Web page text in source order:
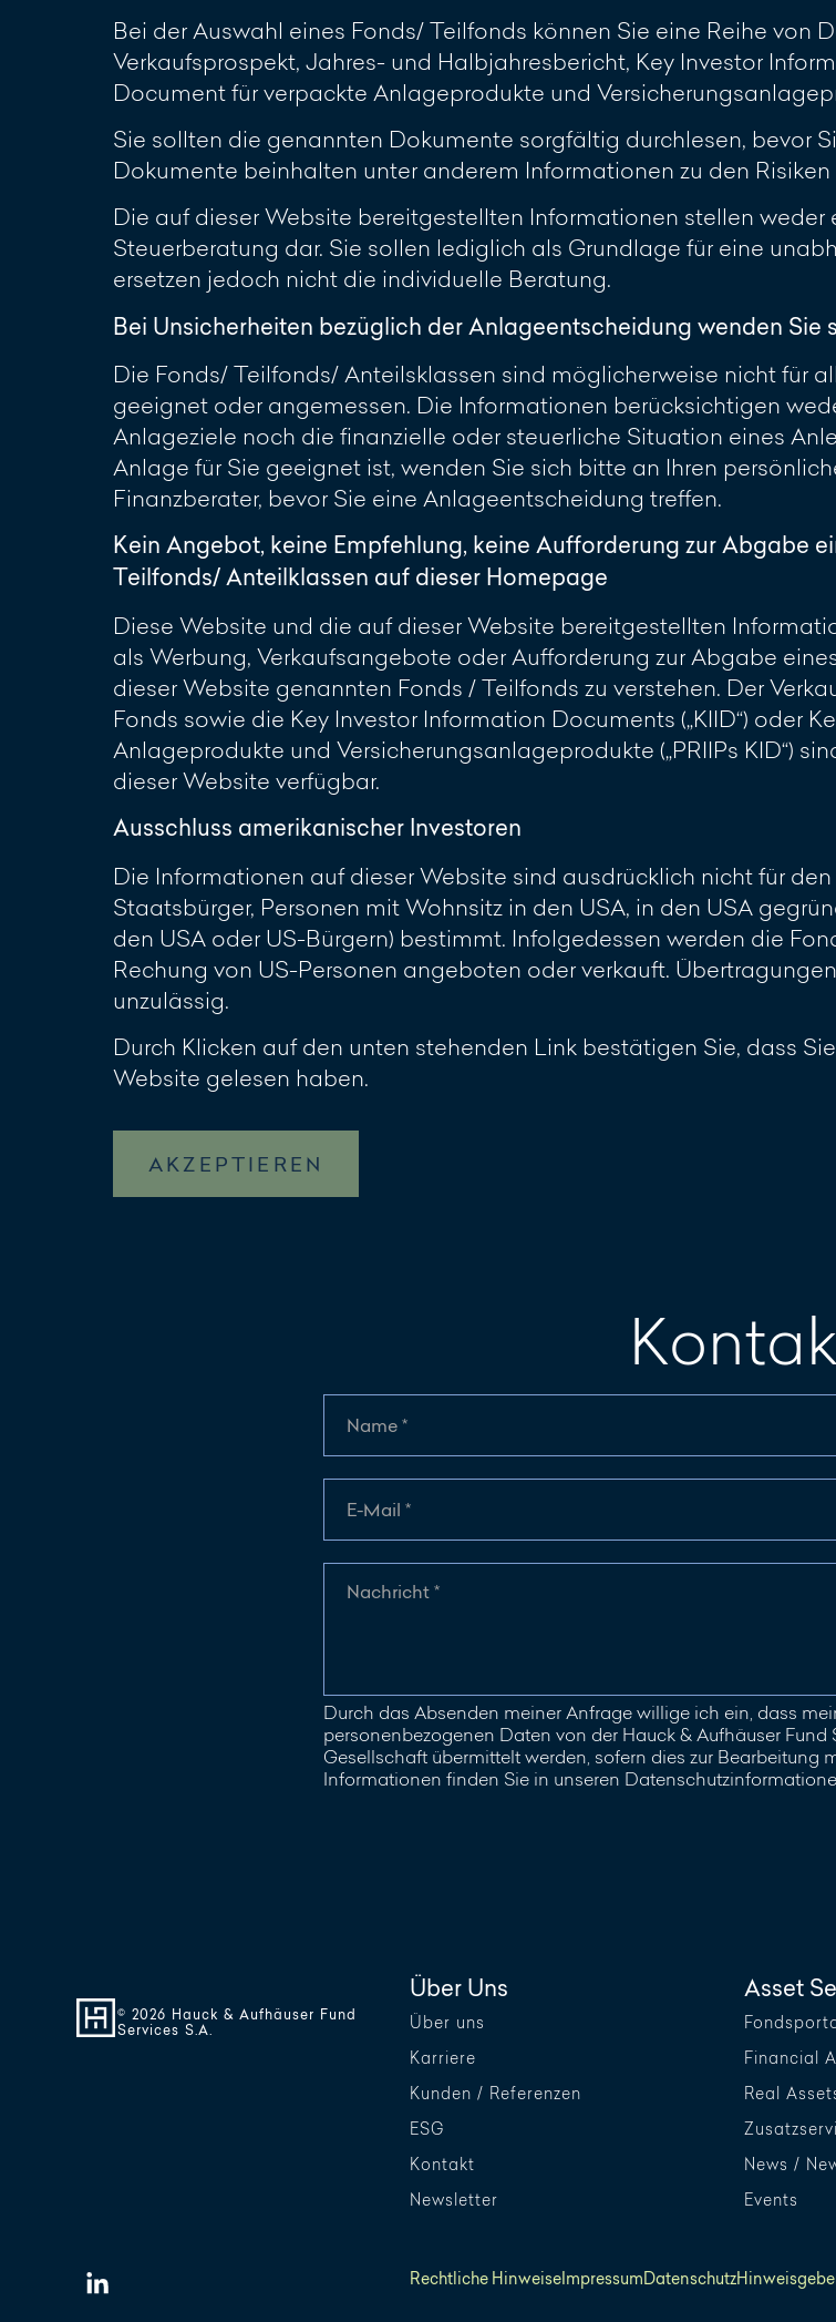
Bei der Auswahl eines Fonds/ Teilfonds können Sie eine Reihe von
Verkaufsprospekt, Jahres- und Halbjahresbericht, Key Investor
Document für verpackte Anlageprodukte und
Sie sollten die genannten Dokumente sorgfältig durchlesen, bevor
Dokumente beinhalten unter anderem Informationen zu den
Die auf dieser Website bereitgestellten Informationen stellen
Steuerberatung dar. Sie sollen lediglich als Grundlage für eine
ersetzen jedoch nicht die individuelle Beratung.
Bei Unsicherheiten bezüglich der Anlageentscheidung wenden Sie
Die Fonds/ Teilfonds/ Anteilsklassen sind möglicherweise nicht für
geeignet oder angemessen. Die Informationen berücksichtigen
Anlageziele noch die finanzielle oder steuerliche Situation eines
Anlage für Sie geeignet ist, wenden Sie sich bitte an Ihren
Finanzberater, bevor Sie eine Anlageentscheidung treffen.
Kein Angebot, keine Empfehlung, keine Aufforderung zur Abgabe
Teilfonds/ Anteilklassen auf dieser Homepage
Diese Website und die auf dieser Website bereitgestellten
als Werbung, Verkaufsangebote oder Aufforderung zur Abgabe
dieser Website genannten Fonds / Teilfonds zu verstehen. Der
Fonds sowie die Key Investor Information Documents („KIID“) oder
Anlageprodukte und Versicherungsanlageprodukte („PRIIPs KID“)
dieser Website verfügbar.
Ausschluss amerikanischer Investoren
Die Informationen auf dieser Website sind ausdrücklich nicht für
Staatsbürger, Personen mit Wohnsitz in den USA, in den USA
den USA oder US-Bürgern) bestimmt. Infolgedessen werden die
Rechung von US-Personen angeboten oder verkauft.
unzulässig.
Durch Klicken auf den unten stehenden Link bestätigen Sie, dass
Website gelesen haben.
AKZEPTIEREN
Durch das Absenden meiner Anfrage willige ich ein, dass
personenbezogenen Daten von der Hauck & Aufhäuser Fund
Gesellschaft übermittelt werden, sofern dies zur Bearbeitung
Informationen finden Sie in unseren
© 2026 Hauck & Aufhäuser Fund
Services S.A.
Über Uns
Über uns
Karriere
Kunden / Referenzen
ESG
Kontakt
Newsletter
Asset
Financial
Real
News /
Events
Rechtliche HinweiseImpressumDatenschutz